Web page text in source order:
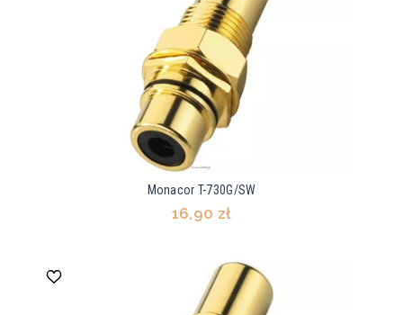
Monacor T-730G/SW
16,90 zł